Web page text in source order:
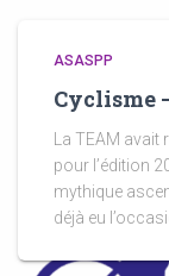
ASASPP
Cyclisme
La TEAM
pour l’édition
mythique
déjà eu